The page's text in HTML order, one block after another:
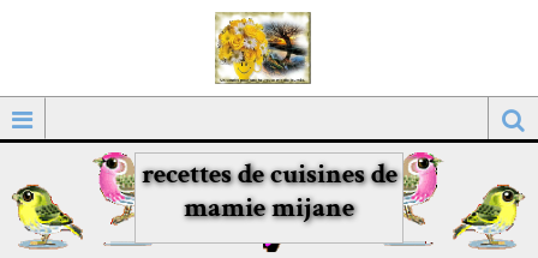
recettes de cuisines de
mamie mijane